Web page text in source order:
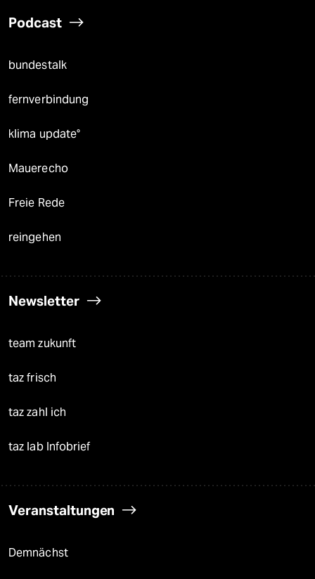
Podcast
bundestalk
fernverbindung
klima update°
Mauerecho
Freie Rede
reingehen
Newsletter
team zukunft
taz frisch
taz zahl ich
taz lab Infobrief
Veranstaltungen
Demnächst